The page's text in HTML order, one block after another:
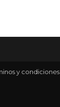
y condiciones